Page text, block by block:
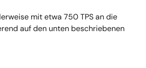
mit etwa 750 TPS an die
auf den unten beschriebenen